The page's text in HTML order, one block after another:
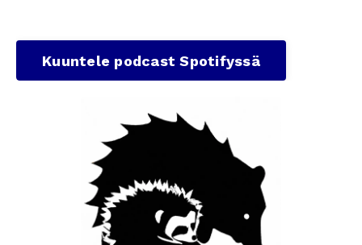
Kuuntele podcast Spotifyssä